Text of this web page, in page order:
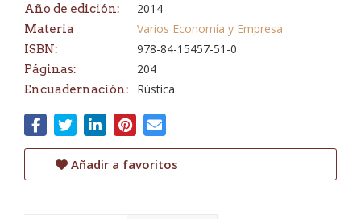
Año de edición: 2014
Materia Varios Economía y Empresa
ISBN: 978-84-15457-51-0
Páginas: 204
Encuadernación: Rústica
Añadir a favoritos